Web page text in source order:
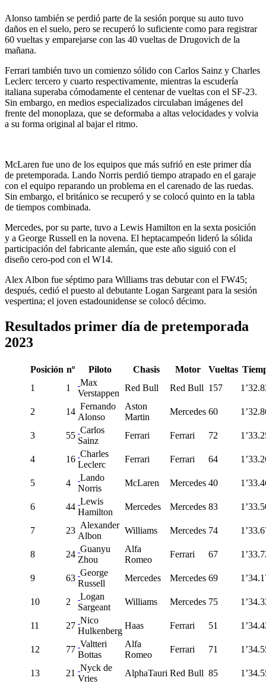
Alonso también se perdió parte de la sesión porque su auto tuvo
daños en el suelo, pero se recuperó lo suficiente como para registrar
60 vueltas y emparejarse con las 40 vueltas de Drugovich de la
mañana.
Ferrari también tuvo un comienzo sólido con Carlos Sainz y Charles
Leclerc tercero y cuarto respectivamente, mientras la escudería
italiana superaba cómodamente el centenar de vueltas con el SF-23.
Sin embargo, en medios especializados circulaban imágenes del
frente del monoplaza, que se deformaba a altas velocidades y volvia
a su forma original al bajar el ritmo.
McLaren fue uno de los equipos que más sufrió en este primer día
de pretemporada. Lando Norris perdió tiempo atrapado en el garaje
con el equipo reparando un problema en el carenado de las ruedas.
Sin embargo, el británico se recuperó y se colocó quinto en la tabla
de tiempos combinada.
Mercedes, por su parte, tuvo a Lewis Hamilton en la sexta posición
y a George Russell en la novena. El heptacampeón lideró la sólida
participación del fabricante alemán, que este año siguió con el
diseño cero-pod con el W14.
Alex Albon fue séptimo para Williams tras debutar con el FW45;
después, cedió el puesto al debutante Logan Sargeant para la sesión
vespertina; el joven estadounidense se colocó décimo.
Resultados primer día de pretemporada
2023
Posición nº Piloto Chasis Motor Vueltas
1
1
Max
Verstappen
Red Bull Red Bull 157
2 14
Fernando
Alonso
Aston
Martin
Mercedes 60
3 55
Carlos
Sainz
Ferrari Ferrari 72
4 16
Charles
Leclerc
Ferrari Ferrari 64
5 4
Lando
Norris
McLaren Mercedes 40
6 44
Lewis
Hamilton
Mercedes Mercedes 83
7 23
Alexander
Albon
Williams Mercedes 74
8 24
Guanyu
Zhou
Alfa
Romeo
Ferrari 67
9 63
George
Russell
Mercedes Mercedes 69
10 2
Logan
Sargeant
Williams Mercedes 75
11 27
Nico
Hulkenberg
Haas Ferrari 51
12 77
Valtteri
Bottas
Alfa
Romeo
Ferrari 71
13 21
Nyck de
Vries
AlphaTauri Red Bull 85